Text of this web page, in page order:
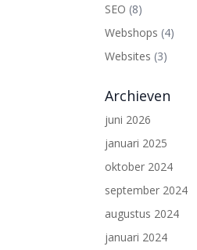
SEO (8)
Webshops (4)
Websites (3)
Archieven
juni 2026
januari 2025
oktober 2024
september 2024
augustus 2024
januari 2024